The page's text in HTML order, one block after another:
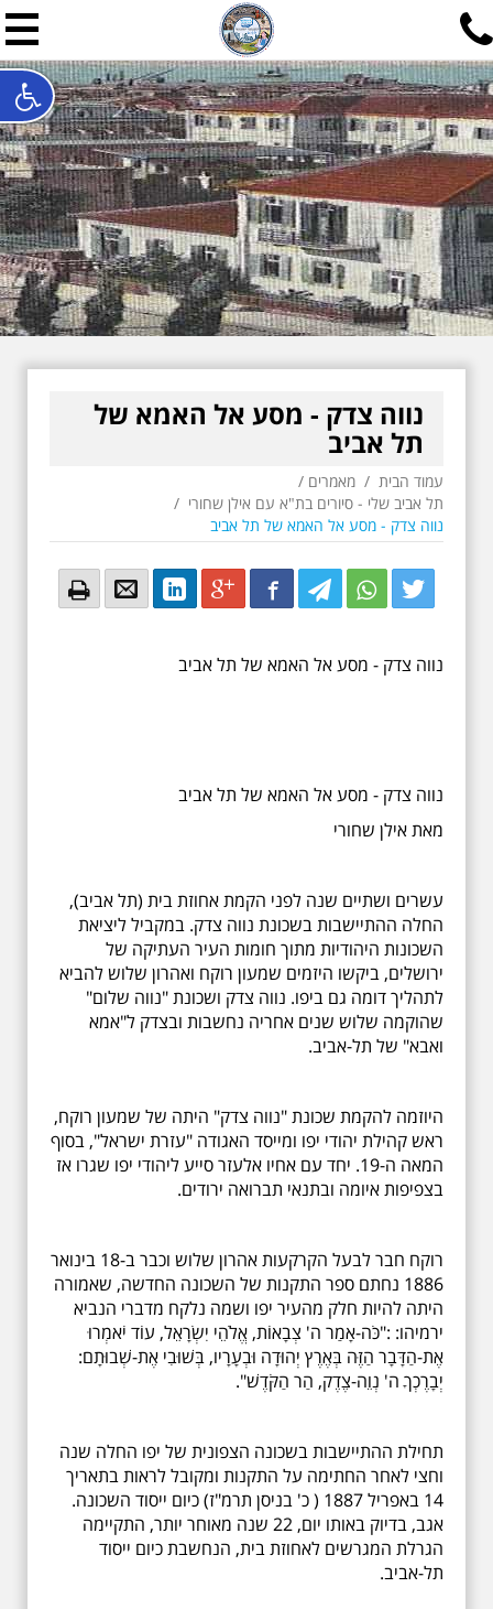
תל אביב שלי
תיור ישראלי בעריכת אילן
האתר המרכזי להיסטוריה של תל אביב ותולדות ארץ ישראל -
חייגו עכשיו:052-7747748
שלחו פנייה:ilan@mytelaviv.co.il
English עברית צור קשר
נווה צדק - מסע אל האמא של
תל אביב
עמוד הבית / מאמרים /
תל אביב שלי - סיורים בת"א עם אילן שחורי /
נווה צדק - מסע אל האמא של תל אביב
Twitter
Twitter
Twitter
Facebook
Google+
LinkedIn
Email
Email
נווה צדק - מסע אל האמא של תל אביב
נווה צדק - מסע אל האמא של תל אביב
מאת אילן שחורי
עשרים ושתיים שנה לפני הקמת אחוזת בית (תל אביב),
החלה ההתיישבות בשכונת נווה צדק. במקביל ליציאת
השכונות היהודיות מתוך חומות העיר העתיקה של
ירושלים, ביקשו היזמים שמעון רוקח ואהרון שלוש להביא
לתהליך דומה גם ביפו. נווה צדק ושכונת "נווה שלום"
שהוקמה שלוש שנים אחריה נחשבות ובצדק ל"אמא
ואבא" של תל-אביב.
היוזמה להקמת שכונת "נווה צדק" היתה של שמעון רוקח,
ראש קהילת יהודי יפו ומייסד האגודה "עזרת ישראל", בסוף
המאה ה-19. יחד עם אחיו אלעזר סייע ליהודי יפו שגרו אז
בצפיפות איומה ובתנאי תברואה ירודים.
רוקח חבר לבעל הקרקעות אהרון שלוש וכבר ב-18 בינואר
1886 נחתם ספר התקנות של השכונה החדשה, שאמורה
היתה להיות חלק מהעיר יפו ושמה נלקח מדברי הנביא
ירמיהו: :"כֹּה-אָמַר ה' צְבָאוֹת, אֱלֹהֵי יִשְׂרָאֵל, עוֹד יֹאמְרוּ
אֶת-הַדָּבָר הַזֶּה בְּאֶרֶץ יְהוּדָה וּבְעָרָיו, בְּשׁוּבִי אֶת-שְׁבוּתָם:
יְבָרֶכְךָ ה' נְוֵה-צֶדֶק, הַר הַקֹּדֶשׁ".
תחילת ההתיישבות בשכונה הצפונית של יפו החלה שנה
וחצי לאחר החתימה על התקנות ומקובל לראות בתאריך
14 באפריל 1887 ( כ' בניסן תרמ"ז) כיום ייסוד השכונה.
אגב, בדיוק באותו יום, 22 שנה מאוחר יותר, התקיימה
הגרלת המגרשים לאחוזת בית, הנחשבת כיום ייסוד
תל-אביב.